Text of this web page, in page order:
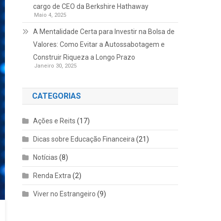
cargo de CEO da Berkshire Hathaway
Maio 4, 2025
A Mentalidade Certa para Investir na Bolsa de
Valores: Como Evitar a Autossabotagem e
Construir Riqueza a Longo Prazo
Janeiro 30, 2025
CATEGORIAS
Ações e Reits (17)
Dicas sobre Educação Financeira (21)
Notícias (8)
Renda Extra (2)
Viver no Estrangeiro (9)